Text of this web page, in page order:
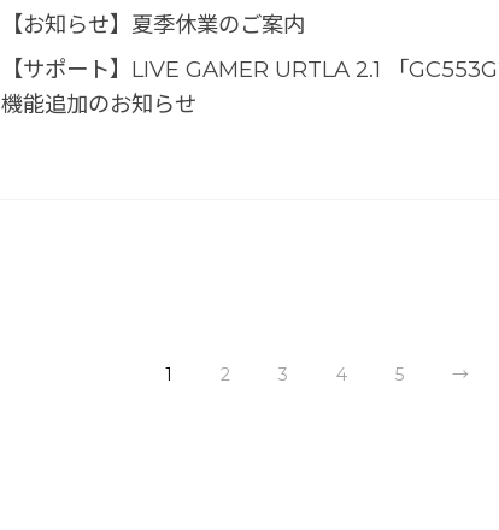
【お知らせ】夏季休業のご案内
【サポート】LIVE GAMER URTLA 2.1 「
機能追加のお知らせ
1 2 3 4 5 →